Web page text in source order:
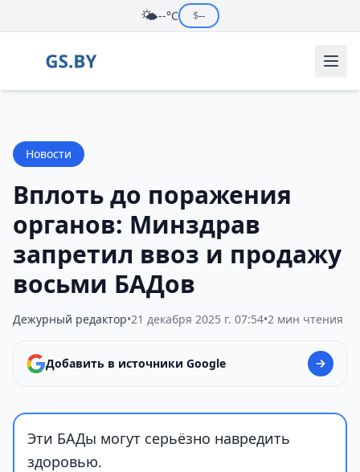
🌤️--°C $--
Новости
Вплоть до поражения
органов: Минздрав
запретил ввоз и продажу
восьми БАДов
Дежурный редактор•21 декабря 2025 г. 07:54•2 мин чтения
Добавить в источники Google
Эти БАДы могут серьёзно навредить
здоровью.